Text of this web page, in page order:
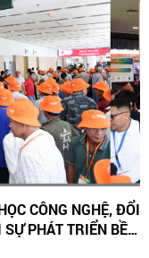
CÔNG NGHỆ, ĐỔI
PHÁT TRIỂN BỀN